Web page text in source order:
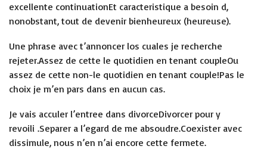
excellente continuationEt caracteristique a besoin d,
nonobstant, tout de devenir bienheureux (heureuse).
Une phrase avec t’annoncer los cuales je recherche
rejeter.Assez de cette le quotidien en tenant coupleOu
assez de cette non-le quotidien en tenant couple!Pas le
choix je m’en pars dans en aucun cas.
Je vais acculer l’entree dans divorceDivorcer pour y
revoili .Separer a l’egard de me absoudre.Coexister avec
dissimule, nous n’en n’ai encore cette fermete.